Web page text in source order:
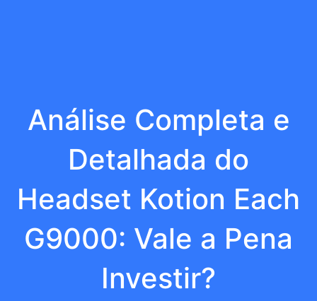
Análise Completa e
Detalhada do
Headset Kotion Each
G9000: Vale a Pena
Investir?